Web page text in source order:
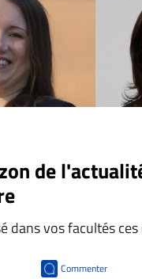
de
dans vos facultés
Commenter